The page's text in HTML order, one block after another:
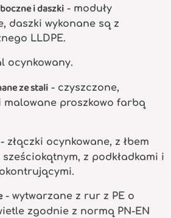
i daszki - moduły
daszki wykonane są z
LLDPE.
ocynkowany.
ze stali - czyszczone,
malowane proszkowo farbą
- złączki ocynkowane, z łbem
z podkładkami i
- wytwarzane z rur z PE o
zgodnie z normą PN-EN